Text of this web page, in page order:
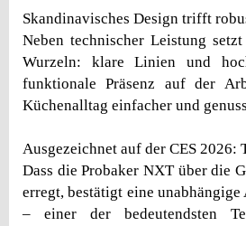
Skandinavisches Design trifft
Neben technischer Leistung
Wurzeln: klare Linien und
funktionale Präsenz auf der
Küchenalltag einfacher und
Ausgezeichnet auf der CES 2026:
Dass die Probaker NXT über die
erregt, bestätigt eine
– einer der bedeutendsten